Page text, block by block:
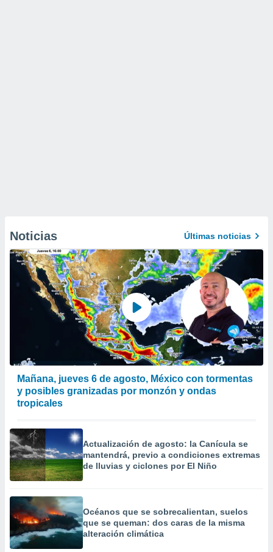
Noticias Últimas noticias
Mañana, jueves 6 de agosto, México con tormentas
y posibles granizadas por monzón y ondas
tropicales
Actualización de agosto: la Canícula se
mantendrá, previo a condiciones extremas
de lluvias y ciclones por El Niño
Océanos que se sobrecalientan, suelos
que se queman: dos caras de la misma
alteración climática